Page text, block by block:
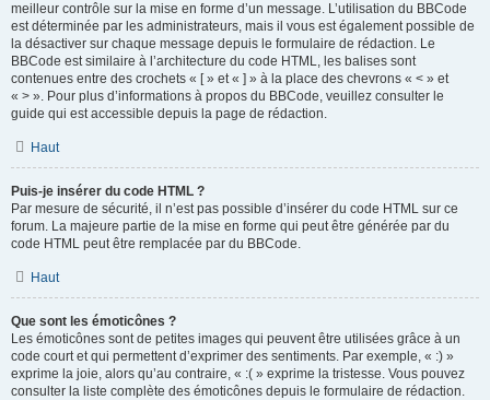
meilleur contrôle sur la mise en forme d’un message. L’utilisation du BBCode
est déterminée par les administrateurs, mais il vous est également possible de
la désactiver sur chaque message depuis le formulaire de rédaction. Le
BBCode est similaire à l’architecture du code HTML, les balises sont
contenues entre des crochets « [ » et « ] » à la place des chevrons « < » et
« > ». Pour plus d’informations à propos du BBCode, veuillez consulter le
guide qui est accessible depuis la page de rédaction.
Haut
Puis-je insérer du code HTML ?
Par mesure de sécurité, il n’est pas possible d’insérer du code HTML sur ce
forum. La majeure partie de la mise en forme qui peut être générée par du
code HTML peut être remplacée par du BBCode.
Haut
Que sont les émoticônes ?
Les émoticônes sont de petites images qui peuvent être utilisées grâce à un
code court et qui permettent d’exprimer des sentiments. Par exemple, « :) »
exprime la joie, alors qu’au contraire, « :( » exprime la tristesse. Vous pouvez
consulter la liste complète des émoticônes depuis le formulaire de rédaction.